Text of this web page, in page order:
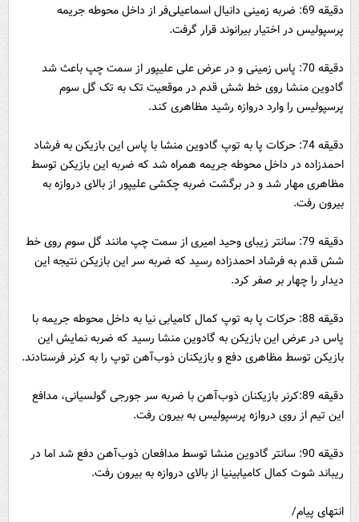
دقیقه 69: ضربه زمینی دانیال اسماعیلی‌فر از داخل محوطه جریمه
پرسپولیس در اختیار بیرانوند قرار گرفت.
دقیقه 70: پاس زمینی و در عرض علی علیپور از سمت چپ باعث شد
گادوین منشا روی خط شش قدم در موقعیت تک به تک گل سوم
پرسپولیس را وارد دروازه رشید مظاهری کند.
دقیقه 74: حرکات پا به توپ گادوین منشا با پاس این بازیکن به فرشاد
احمدزاده در داخل محوطه جریمه همراه شد که ضربه این بازیکن توسط
مظاهری مهار شد و در برگشت ضربه چکشی علیپور از بالای دروازه به
بیرون رفت.
دقیقه 79: سانتر زیبای وحید امیری از سمت چپ مانند گل سوم روی خط
شش قدم به فرشاد احمدزاده رسید که ضربه سر این بازیکن نتیجه این
دیدار را چهار بر صفر کرد.
دقیقه 88: حرکات پا به توپ کمال کامیابی نیا به داخل محوطه جریمه با
پاس در عرض این بازیکن به گادوین منشا رسید که ضربه نمایش این
بازیکن توسط مظاهری دفع و بازیکنان ذوب‌آهن توپ را به کرنر فرستادند.
دقیقه 89:کرنر بازیکنان ذوب‌آهن با ضربه سر جورجی گولسیانی، مدافع
این تیم از روی دروازه پرسپولیس به بیرون رفت.
دقیقه 90: سانتر گادوین منشا توسط مدافعان ذوب‌آهن دفع شد اما در
ریباند شوت کمال کامیابینیا از بالای دروازه به بیرون رفت.
انتهای پیام/